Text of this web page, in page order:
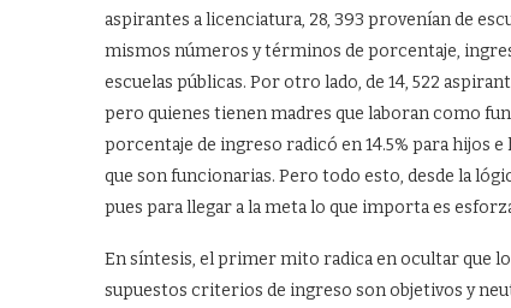
aspirantes a licenciatura, 28, 393 provenían de
mismos números y términos de porcentaje,
escuelas públicas. Por otro lado, de 14, 522
pero quienes tienen madres que laboran como
porcentaje de ingreso radicó en 14.5% para hijos
que son funcionarias. Pero todo esto, desde la
pues para llegar a la meta lo que importa es
En síntesis, el primer mito radica en ocultar que
supuestos criterios de ingreso son objetivos y